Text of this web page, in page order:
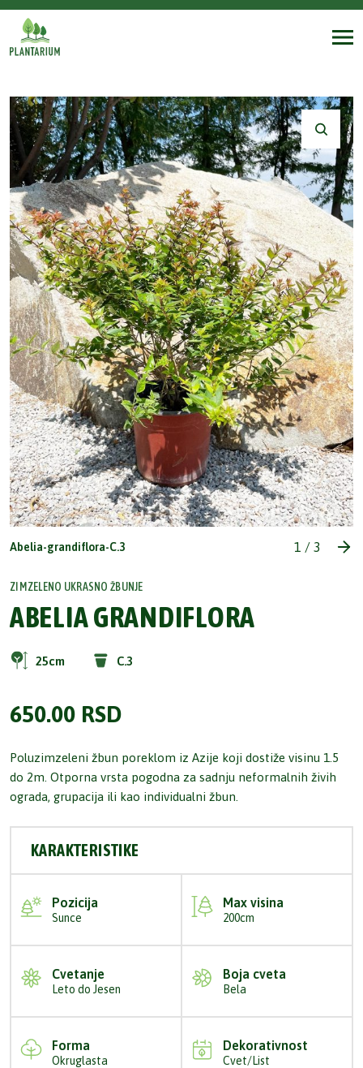
Abelia-grandiflora-C.3 1 / 3
ZIMZELENO UKRASNO ŽBUNJE
ABELIA GRANDIFLORA
25cm C.3
650.00 RSD
Poluzimzeleni žbun poreklom iz Azije koji dostiže visinu 1.5
do 2m. Otporna vrsta pogodna za sadnju neformalnih živih
ograda, grupacija ili kao individualni žbun.
KARAKTERISTIKE
Pozicija
Sunce
Max visina
200cm
Cvetanje
Leto do Jesen
Boja cveta
Bela
Forma
Okruglasta
Dekorativnost
Cvet/List